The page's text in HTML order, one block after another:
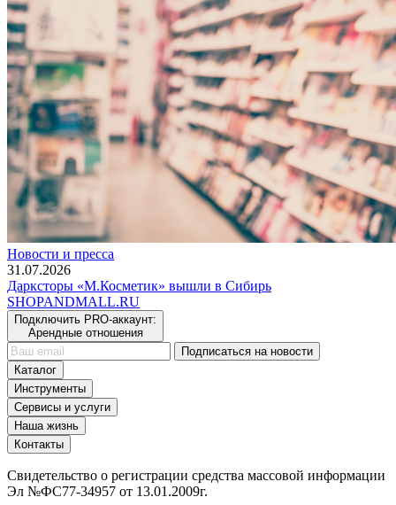
Новости и пресса
31.07.2026
Дарксторы «М.Косметик» вышли в Сибирь
SHOPANDMALL.RU
Подключить PRO-аккаунт:
Арендные отношения
Подписаться на новости
Каталог
Инструменты
Сервисы и услуги
Наша жизнь
Контакты
Свидетельство о регистрации средства массовой информации
Эл №ФС77-34957 от 13.01.2009г.